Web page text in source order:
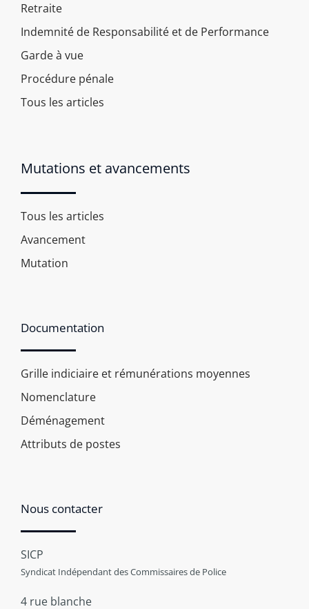
Retraite
Indemnité de Responsabilité et de Performance
Garde à vue
Procédure pénale
Tous les articles
Mutations et avancements
Tous les articles
Avancement
Mutation
Documentation
Grille indiciaire et rémunérations moyennes
Nomenclature
Déménagement
Attributs de postes
Nous contacter
SICP
Syndicat Indépendant des Commissaires de Police
4 rue blanche